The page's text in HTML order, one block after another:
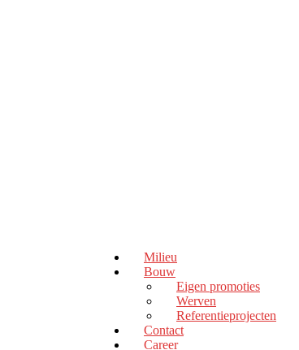
Milieu
Bouw
Eigen promoties
Werven
Referentieprojecten
Contact
Career